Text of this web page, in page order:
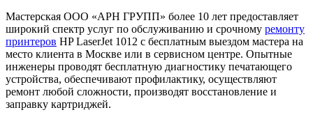
Мастерская ООО «АРН ГРУПП» более 10 лет предоставляет
широкий спектр услуг по обслуживанию и срочному ремонту
принтеров HP LaserJet 1012 с бесплатным выездом мастера на
место клиента в Москве или в сервисном центре. Опытные
инженеры проводят бесплатную диагностику печатающего
устройства, обеспечивают профилактику, осуществляют
ремонт любой сложности, производят восстановление и
заправку картриджей.